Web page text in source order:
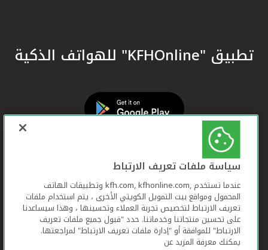
تطبيق "KFHOnline" للهواتف الذكية
سياسة ملفات تعريف الارتباط
عندما تستخدم ,kfh.com, kfhonline.com وتطبيقات الهاتف
المحمول ومواقع بيت التمويل الكويتي الأخرى ، يتم استخدام ملفات
تعريف الارتباط لتخصيص تجربة العملاء وتحسينها ، وهذا سيساعدنا
على تحسين منتجاتنا وخدماتنا. حدد "قبول جميع ملفات تعريف
الارتباط" للموافقة أو "إدارة ملفات تعريف الارتباط" لمراجعتها.
يمكنك معرفة المزيد عن